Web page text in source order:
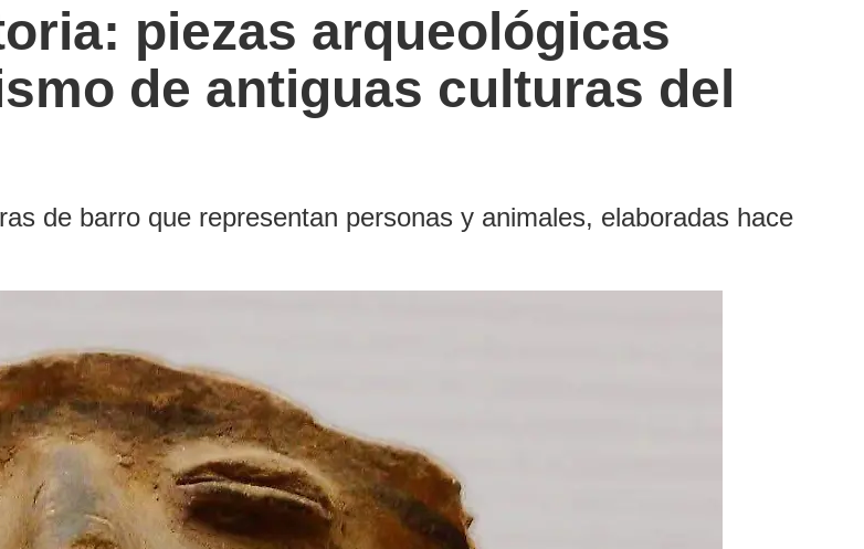
piezas arqueológicas
de antiguas culturas del
de barro que representan personas y animales, elaboradas hace